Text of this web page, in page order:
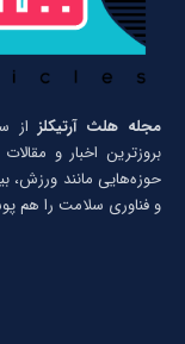
مجله هلث آرتیکلز
بروزترین اخبار و
حوزه‌هایی مانند ورزش،
و فناوری سلامت را